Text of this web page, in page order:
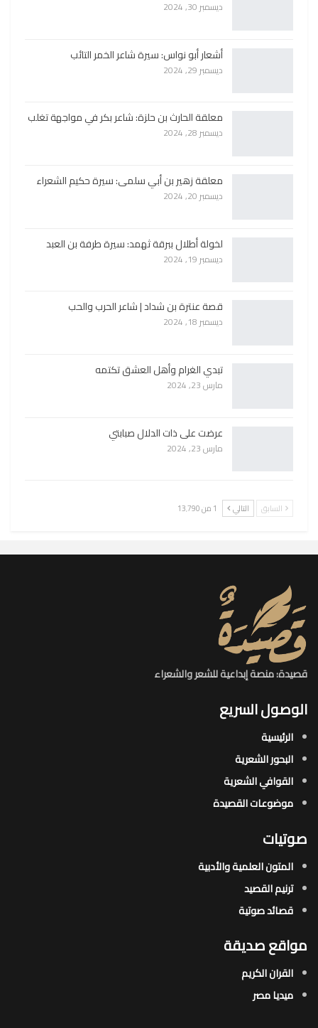
ديسمبر 30, 2024
أشعار أبو نواس: سيرة شاعر الخمر التائب
ديسمبر 29, 2024
معلقة الحارث بن حلزة: شاعر بكر في مواجهة تغلب
ديسمبر 28, 2024
معلقة زهير بن أبي سلمى: سيرة حكيم الشعراء
ديسمبر 20, 2024
لخولة أطلال ببرقة ثهمد: سيرة طرفة بن العبد
ديسمبر 19, 2024
قصة عنترة بن شداد | شاعر الحرب والحب
ديسمبر 18, 2024
تبدي الغرام وأهل العشق تكتمه
مارس 23, 2024
عرضت على ذات الدلال صبابتي
مارس 23, 2024
السابق التالي 1 من 13٬790
قصيدة: منصة إبداعية للشعر والشعراء
الوصول السريع
الرئيسية
البحور الشعرية​
القوافي الشعرية​
موضوعات القصيدة​
صوتيات
المتون العلمية والأدبية
ترنيم القصيد
قصائد صوتية
مواقع صديقة
القران الكريم
ميديا مصر